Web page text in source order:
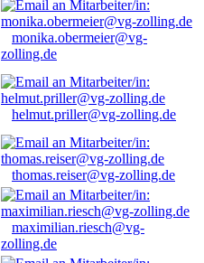
monika.obermeier@vg-
zolling.de
helmut.priller@vg-zolling.de
thomas.reiser@vg-zolling.de
maximilian.riesch@vg-
zolling.de